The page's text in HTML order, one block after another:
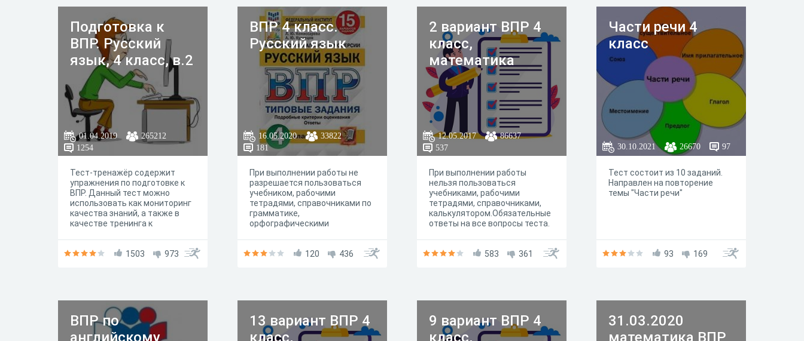
и провести необходимую
коррекционную работу.
Подготовка к
ВПР. Русский
язык, 4 класс, в.2
01.04.2019
265212
1254
Тест-тренажёр содержит
упражнения по подготовке к
ВПР. Данный тест можно
использовать как мониторинг
качества знаний, а также в
качестве тренинга к
позволяют выявить уровень
1503 973
ВПР 4 класс.
Русский язык
16.05.2020
33822
181
При выполнении работы не
разрешается пользоваться
учебником, рабочими
тетрадями, справочниками по
грамматике,
орфографическими
120
436
2 вариант ВПР 4
класс,
математика
12.05.2017
86637
537
При выполнении работы
нельзя пользоваться
учебниками, рабочими
тетрадями, справочниками,
калькулятором.Обязательные
ответы на все вопросы теста.
583 361
Части речи 4
класс
30.10.2021 26670 97
Тест состоит из 10 заданий.
Направлен на повторение
темы "Части речи"
93 169
ВПР по
английскому
13 вариант ВПР 4
класс,
9 вариант ВПР 4
класс,
31.03.2020
математика ВПР